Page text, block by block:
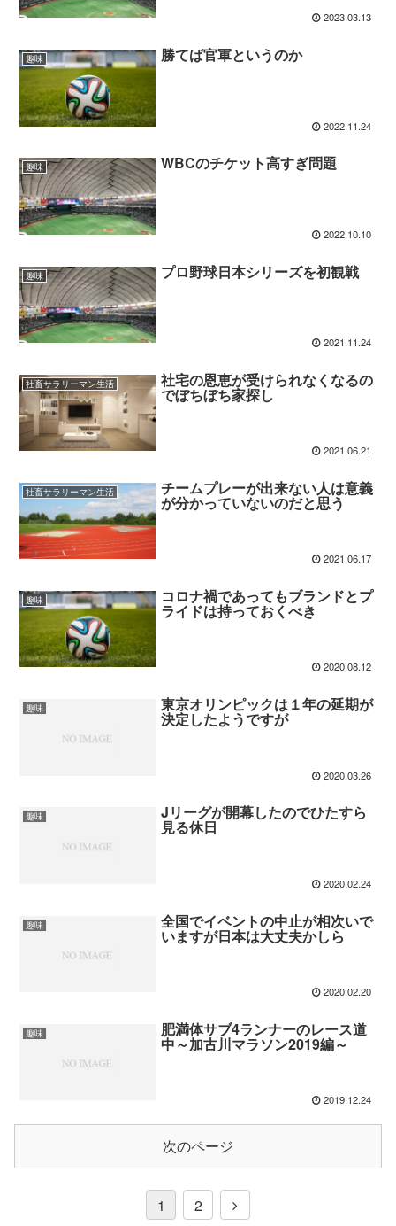
2023.03.13
趣味 勝てば官軍というのか
2022.11.24
趣味 WBCのチケット高すぎ問題
2022.10.10
趣味 プロ野球日本シリーズを初観戦
2021.11.24
社畜サラリーマン生活 社宅の恩恵が受けられなくなるの
でぼちぼち家探し
2021.06.21
社畜サラリーマン生活 チームプレーが出来ない人は意義
が分かっていないのだと思う
2021.06.17
趣味 コロナ禍であってもブランドとプ
ライドは持っておくべき
2020.08.12
趣味 東京オリンピックは１年の延期が
決定したようですが
2020.03.26
趣味 Jリーグが開幕したのでひたすら
見る休日
2020.02.24
趣味 全国でイベントの中止が相次いで
いますが日本は大丈夫かしら
2020.02.20
趣味 肥満体サブ4ランナーのレース道
中～加古川マラソン2019編～
2019.12.24
次のページ
1 2